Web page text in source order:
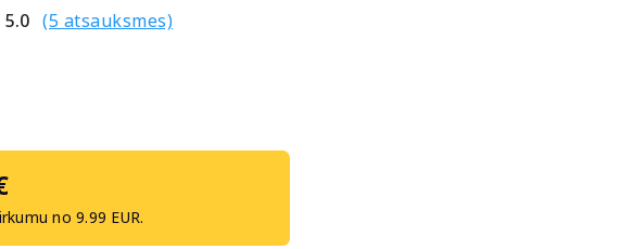
5.0 (5 atsauksmes)
no 9.99 EUR.